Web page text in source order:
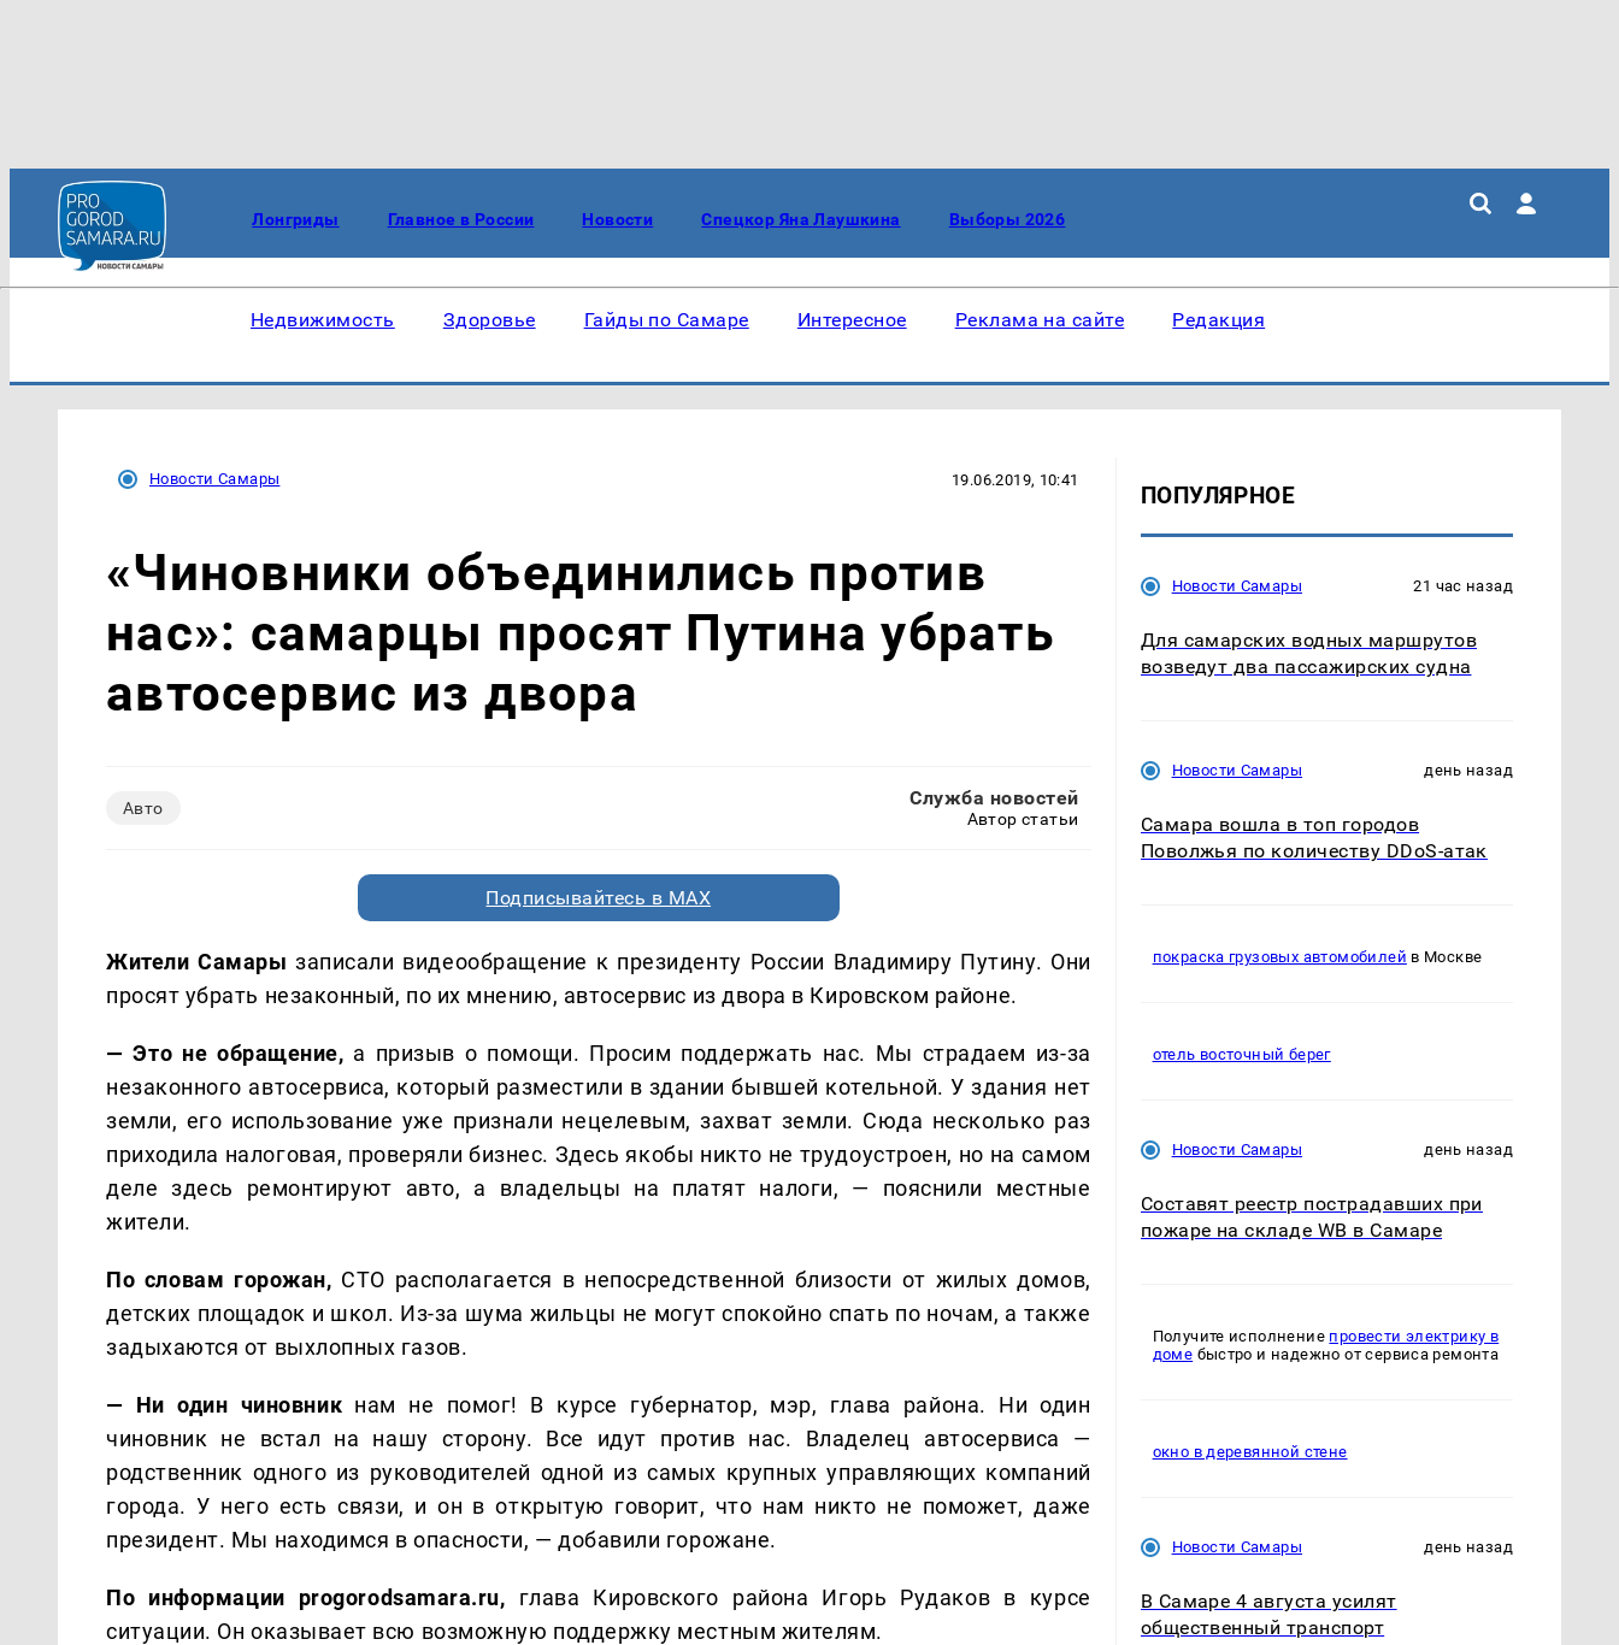
Лонгриды Главное в России Новости Спецкор Яна Лаушкина Выборы 2026
Недвижимость Здоровье Гайды по Самаре Интересное Реклама на сайте Редакция
Новости Самары 19.06.2019, 10:41
«Чиновники объединились против
нас»: самарцы просят Путина убрать
автосервис из двора
Авто Служба новостей
Автор статьи
Подписывайтесь в MAX
Жители Самары записали видеообращение к президенту России Владимиру Путину. Они
просят убрать незаконный, по их мнению, автосервис из двора в Кировском районе.
— Это не обращение, а призыв о помощи. Просим поддержать нас. Мы страдаем из-за
незаконного автосервиса, который разместили в здании бывшей котельной. У здания нет
земли, его использование уже признали нецелевым, захват земли. Сюда несколько раз
приходила налоговая, проверяли бизнес. Здесь якобы никто не трудоустроен, но на самом
деле здесь ремонтируют авто, а владельцы на платят налоги, — пояснили местные
жители.
По словам горожан, СТО располагается в непосредственной близости от жилых домов,
детских площадок и школ. Из-за шума жильцы не могут спокойно спать по ночам, а также
задыхаются от выхлопных газов.
— Ни один чиновник нам не помог! В курсе губернатор, мэр, глава района. Ни один
чиновник не встал на нашу сторону. Все идут против нас. Владелец автосервиса —
родственник одного из руководителей одной из самых крупных управляющих компаний
города. У него есть связи, и он в открытую говорит, что нам никто не поможет, даже
президент. Мы находимся в опасности, — добавили горожане.
По информации progorodsamara.ru, глава Кировского района Игорь Рудаков в курсе
ситуации. Он оказывает всю возможную поддержку местным жителям.
ПОПУЛЯРНОЕ
Новости Самары 21 час назад
Для самарских водных маршрутов
возведут два пассажирских судна
Новости Самары день назад
Самара вошла в топ городов
Поволжья по количеству DDoS-атак
покраска грузовых автомобилей в Москве
отель восточный берег
Новости Самары день назад
Составят реестр пострадавших при
пожаре на складе WB в Самаре
Получите исполнение провести электрику в
доме быстро и надежно от сервиса ремонта
окно в деревянной стене
Новости Самары день назад
В Самаре 4 августа усилят
общественный транспорт